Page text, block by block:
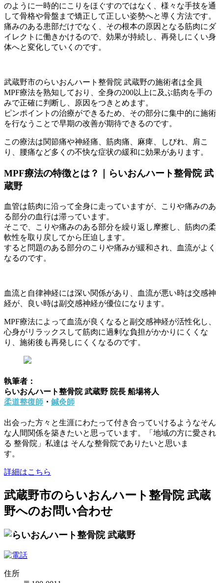
のように一時的にこりをほぐすのではなく、様々な手技を通
して骨格や骨盤まで矯正して正しい姿勢へと導く方法です。
痛みのある患部だけでなく、その根本の原因となる筋肉にダ
イレクトに働きかけるので、効果が持続し、再発しにくい身
体へと変化していくのです。
武蔵野市のらいおんハート整骨院 武蔵野の施術者は全員
MPF療法を熟知しており、全身の200以上に及ぶ筋肉を手の
みで正確に判断し、原因をつきとめます。
ピンポイントの治療ができるため、その部分に集中的に施術
を行なうことで早期の改善が期待できるのです。
この療法は関節痛や神経痛、筋肉痛、麻痺、しびれ、肩こ
り、腰痛など多くの不快な症状の緩和に効果があります。
MPF療法の特徴とは？｜らいおんハート整骨院 武
蔵野
血管は筋肉に沿って全身に走っていますが、こりや痛みのあ
る部分の血行は滞っています。
そこで、こりや痛みのある部分を繰り返し摩擦し、筋肉の柔
軟性を取り戻してから圧迫します。
すると問題のある部分のこりや痛みが緩和され、血流がよく
なるのです。
血流と自律神経には深い関係があり、血流が悪い時は交感神
経が、良い時は副交感神経が優位になります。
MPF療法によって血流が良くなると副交感神経が活性化し、
心身がリラックスして筋肉に過剰な負担がかかりにくくな
り、施術後も再発しにくくなるのです。
執筆者：
らいおんハート整骨院 武蔵野 院長 船場将人
柔道整復師 ・ 鍼灸師
出会った方々と生涯にわたって付き合っていけるようなそん
な人間関係を築きたいと思っています。「地域の方に愛され
る 整骨院」私達は そんな整骨院でありたいと思いま
す。
詳細はこちら
武蔵野市のらいおんハート整骨院 武蔵
野へのお問い合わせ
住所